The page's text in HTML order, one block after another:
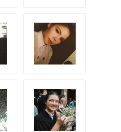
K.Meena
K.Fai